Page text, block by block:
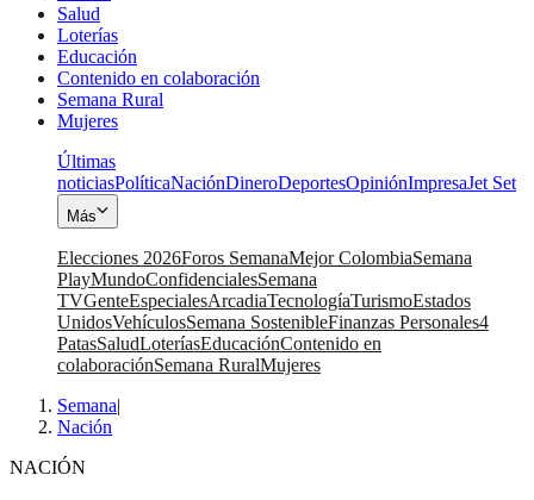
Salud
Loterías
Educación
Contenido en colaboración
Semana Rural
Mujeres
Últimas
noticiasPolíticaNaciónDineroDeportesOpiniónImpresaJet Set
Más
Elecciones 2026Foros SemanaMejor ColombiaSemana
PlayMundoConfidencialesSemana
TVGenteEspecialesArcadiaTecnologíaTurismoEstados
UnidosVehículosSemana SostenibleFinanzas Personales4
PatasSaludLoteríasEducaciónContenido en
colaboraciónSemana RuralMujeres
Semana|
Nación
NACIÓN